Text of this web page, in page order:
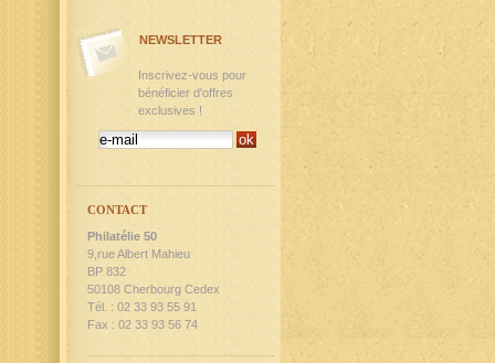
NEWSLETTER
Inscrivez-vous pour
bénéficier d'offres
exclusives !
CONTACT
Philatélie 50
9,rue Albert Mahieu
BP 832
50108 Cherbourg Cedex
Tél. : 02 33 93 55 91
Fax : 02 33 93 56 74